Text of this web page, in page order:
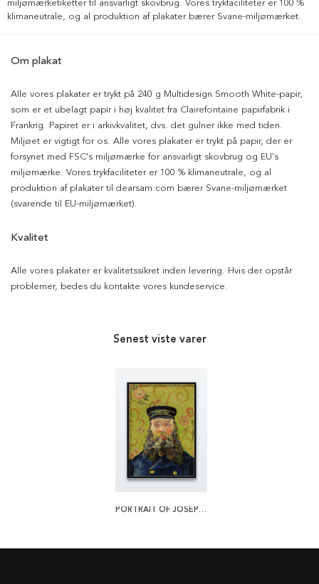
miljømærketiketter til ansvarligt skovbrug. Vores trykfaciliteter er 100 %
klimaneutrale, og al produktion af plakater bærer Svane-miljømærket.
Om plakat
Alle vores plakater er trykt på 240 g Multidesign Smooth White-papir,
som er et ubelagt papir i høj kvalitet fra Clairefontaine papirfabrik i
Frankrig. Papiret er i arkivkvalitet, dvs. det gulner ikke med tiden.
Miljøet er vigtigt for os. Alle vores plakater er trykt på papir, der er
forsynet med FSC's miljømærke for ansvarligt skovbrug og EU's
miljømærke. Vores trykfaciliteter er 100 % klimaneutrale, og al
produktion af plakater til dearsam.com bærer Svane-miljømærket
(svarende til EU-miljømærket).
Kvalitet
Alle vores plakater er kvalitetssikret inden levering. Hvis der opstår
problemer, bedes du kontakte vores kundeservice.
Senest viste varer
PORTRAIT OF JOSEPH ROULIN BY VAN GOGH PLAKAT